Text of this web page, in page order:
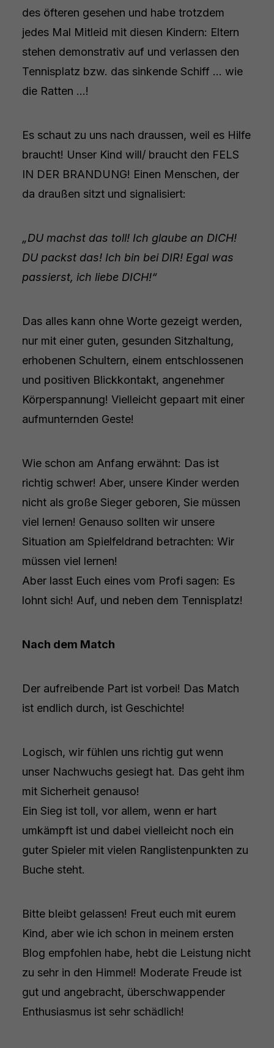
des öfteren gesehen und habe trotzdem
jedes Mal Mitleid mit diesen Kindern: Eltern
stehen demonstrativ auf und verlassen den
Tennisplatz bzw. das sinkende Schiff … wie
die Ratten …!
Es schaut zu uns nach draussen, weil es Hilfe
braucht! Unser Kind will/ braucht den FELS
IN DER BRANDUNG! Einen Menschen, der
da draußen sitzt und signalisiert:
„DU machst das toll! Ich glaube an DICH!
DU packst das! Ich bin bei DIR! Egal was
passierst, ich liebe DICH!“
Das alles kann ohne Worte gezeigt werden,
nur mit einer guten, gesunden Sitzhaltung,
erhobenen Schultern, einem entschlossenen
und positiven Blickkontakt, angenehmer
Körperspannung! Vielleicht gepaart mit einer
aufmunternden Geste!
Wie schon am Anfang erwähnt: Das ist
richtig schwer! Aber, unsere Kinder werden
nicht als große Sieger geboren, Sie müssen
viel lernen! Genauso sollten wir unsere
Situation am Spielfeldrand betrachten: Wir
müssen viel lernen!
Aber lasst Euch eines vom Profi sagen: Es
lohnt sich! Auf, und neben dem Tennisplatz!
Nach dem Match
Der aufreibende Part ist vorbei! Das Match
ist endlich durch, ist Geschichte!
Logisch, wir fühlen uns richtig gut wenn
unser Nachwuchs gesiegt hat. Das geht ihm
mit Sicherheit genauso!
Ein Sieg ist toll, vor allem, wenn er hart
umkämpft ist und dabei vielleicht noch ein
guter Spieler mit vielen Ranglistenpunkten zu
Buche steht.
Bitte bleibt gelassen! Freut euch mit eurem
Kind, aber wie ich schon in meinem ersten
Blog empfohlen habe, hebt die Leistung nicht
zu sehr in den Himmel! Moderate Freude ist
gut und angebracht, überschwappender
Enthusiasmus ist sehr schädlich!